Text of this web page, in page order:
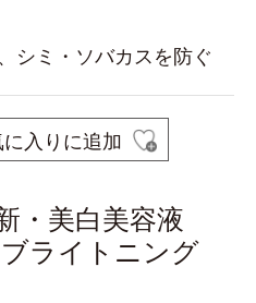
シミ・ソバカスを防ぐ
入りに追加
・美白美容液
ライトニング